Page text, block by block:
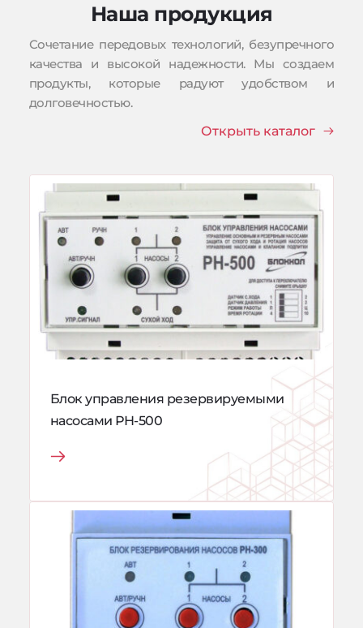
Наша продукция
Сочетание передовых технологий, безупречного
качества и высокой надежности. Мы создаем
продукты, которые радуют удобством и
долговечностью.
Открыть каталог
Блок управления резервируемыми
насосами РН-500